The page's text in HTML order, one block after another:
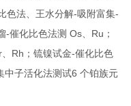
色法、王水分解-吸附富集-
-催化比色法测 Os、 Ru ；
、 Rh ；锍镍试金-催化比色
中子活化法测试6 个铂族元